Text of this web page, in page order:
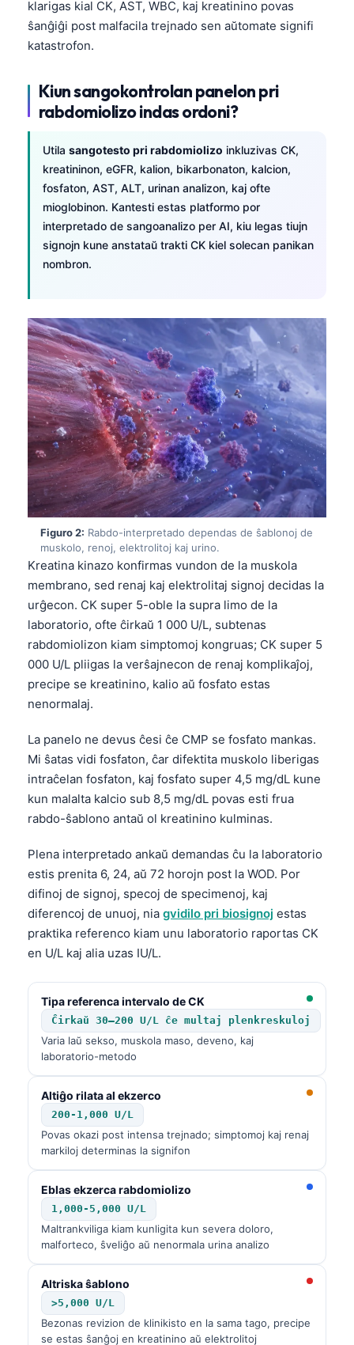
klarigas kial CK, AST, WBC, kaj kreatinino povas
ŝanĝiĝi post malfacila trejnado sen aŭtomate signifi
katastrofon.
Kiun sangokontrolan panelon pri
rabdomiolizo indas ordoni?
Utila sangotesto pri rabdomiolizo inkluzivas CK,
kreatininon, eGFR, kalion, bikarbonaton, kalcion,
fosfaton, AST, ALT, urinan analizon, kaj ofte
mioglobinon. Kantesti estas platformo por
interpretado de sangoanalizo per AI, kiu legas tiujn
signojn kune anstataŭ trakti CK kiel solecan panikan
nombron.
Figuro 2: Rabdo-interpretado dependas de ŝablonoj de
muskolo, renoj, elektrolitoj kaj urino.
Kreatina kinazo konfirmas vundon de la muskola
membrano, sed renaj kaj elektrolitaj signoj decidas la
urĝecon. CK super 5-oble la supra limo de la
laboratorio, ofte ĉirkaŭ 1 000 U/L, subtenas
rabdomiolizon kiam simptomoj kongruas; CK super 5
000 U/L pliigas la verŝajnecon de renaj komplikaĵoj,
precipe se kreatinino, kalio aŭ fosfato estas
nenormalaj.
La panelo ne devus ĉesi ĉe CMP se fosfato mankas.
Mi ŝatas vidi fosfaton, ĉar difektita muskolo liberigas
intraĉelan fosfaton, kaj fosfato super 4,5 mg/dL kune
kun malalta kalcio sub 8,5 mg/dL povas esti frua
rabdo-ŝablono antaŭ ol kreatinino kulminas.
Plena interpretado ankaŭ demandas ĉu la laboratorio
estis prenita 6, 24, aŭ 72 horojn post la WOD. Por
difinoj de signoj, specoj de specimenoj, kaj
diferencoj de unuoj, nia gvidilo pri biosignoj estas
praktika referenco kiam unu laboratorio raportas CK
en U/L kaj alia uzas IU/L.
Tipa referenca intervalo de CK
Ĉirkaŭ 30–200 U/L ĉe multaj plenkreskuloj
Varia laŭ sekso, muskola maso, deveno, kaj
laboratorio-metodo
Altiĝo rilata al ekzerco
200-1,000 U/L
Povas okazi post intensa trejnado; simptomoj kaj renaj
markiloj determinas la signifon
Eblas ekzerca rabdomiolizo
1,000-5,000 U/L
Maltrankviliga kiam kunligita kun severa doloro,
malforteco, ŝveliĝo aŭ nenormala urina analizo
Altriska ŝablono
>5,000 U/L
Bezonas revizion de klinikisto en la sama tago, precipe
se estas ŝanĝoj en kreatinino aŭ elektrolitoj